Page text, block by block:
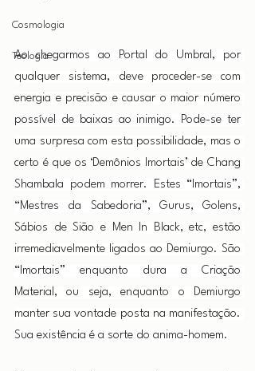
Cosmologia
Teologia
Ao chegarmos ao Portal do Umbral, por
qualquer sistema, deve proceder-se com
energia e precisão e causar o maior número
possível de baixas ao inimigo. Pode-se ter
uma surpresa com esta possibilidade, mas o
certo é que os ‘Demônios Imortais’ de Chang
Shambala podem morrer. Estes “Imortais”,
“Mestres da Sabedoria”, Gurus, Golens,
Sábios de Sião e Men In Black, etc, estão
irremediavelmente ligados ao Demiurgo. São
“Imortais” enquanto dura a Criação
Material, ou seja, enquanto o Demiurgo
manter sua vontade posta na manifestação.
Sua existência é a sorte do anima-homem.